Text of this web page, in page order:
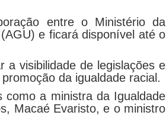
entre o Ministério da
e ficará disponível até o
a visibilidade de legislações e
da igualdade racial.
como a ministra da Igualdade
Macaé Evaristo, e o ministro